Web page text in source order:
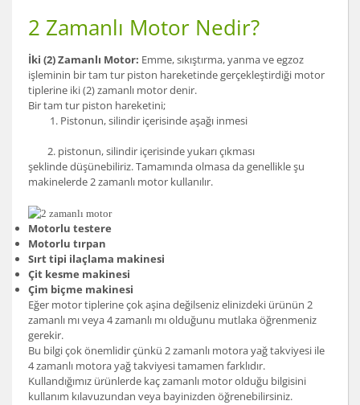
2 Zamanlı Motor Nedir?
İki (2) Zamanlı Motor: Emme, sıkıştırma, yanma ve egzoz
işleminin bir tam tur piston hareketinde gerçekleştirdiği motor
tiplerine iki (2) zamanlı motor denir.
Bir tam tur piston hareketini;
1. Pistonun, silindir içerisinde aşağı inmesi
2. pistonun, silindir içerisinde yukarı çıkması
şeklinde düşünebiliriz. Tamamında olmasa da genellikle şu
makinelerde 2 zamanlı motor kullanılır.
Motorlu testere
Motorlu tırpan
Sırt tipi ilaçlama makinesi
Çit kesme makinesi
Çim biçme makinesi
Eğer motor tiplerine çok aşina değilseniz elinizdeki ürünün 2
zamanlı mı veya 4 zamanlı mı olduğunu mutlaka öğrenmeniz
gerekir.
Bu bilgi çok önemlidir çünkü 2 zamanlı motora yağ takviyesi ile
4 zamanlı motora yağ takviyesi tamamen farklıdır.
Kullandığımız ürünlerde kaç zamanlı motor olduğu bilgisini
kullanım kılavuzundan veya bayinizden öğrenebilirsiniz.